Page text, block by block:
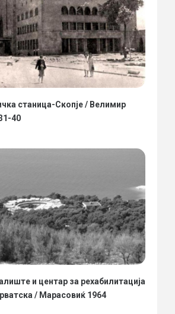
станица-Скопје / Велимир
40
и центар за рехабилитација
/ Марасовиќ 1964